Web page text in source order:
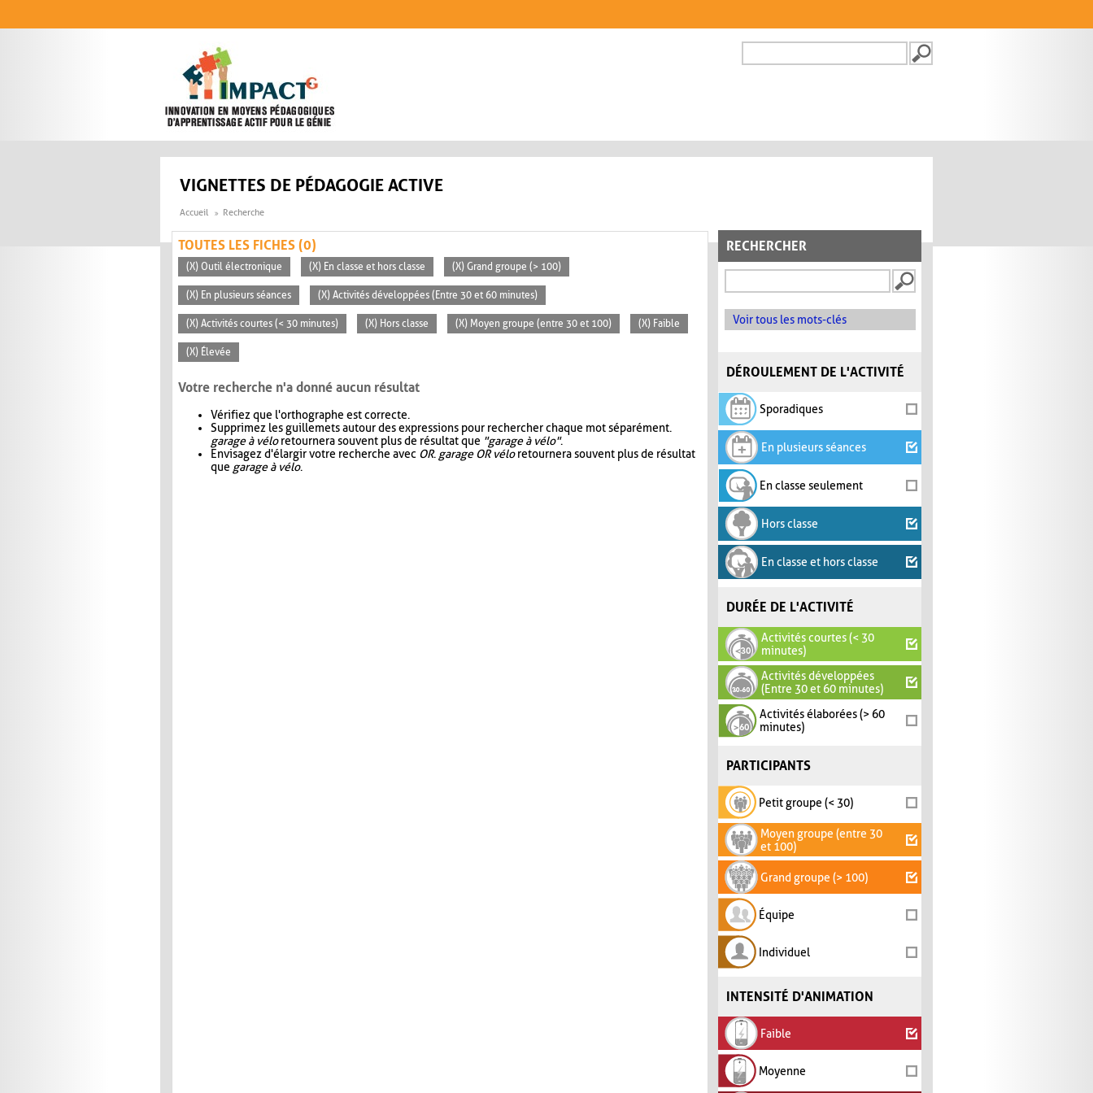
FORMULAIRE DE
VIGNETTES DE PÉDAGOGIE ACTIVE
Accueil Recherche
RECHERCHER
Voir tous les mots-clés
DÉROULEMENT DE L'ACTIVITÉ
Sporadiques
En plusieurs séances
En classe seulement
Hors classe
En classe et hors classe
DURÉE DE L'ACTIVITÉ
Activités courtes (< 30
minutes)
Activités développées
(Entre 30 et 60 minutes)
Activités élaborées (> 60
minutes)
PARTICIPANTS
Petit groupe (< 30)
Moyen groupe (entre 30
et 100)
Grand groupe (> 100)
Équipe
Individuel
INTENSITÉ D'ANIMATION
Faible
Moyenne
TOUTES LES FICHES (0)
(X) Outil électronique (X) En classe et hors classe (X) Grand groupe (> 100)
(X) En plusieurs séances (X) Activités développées (Entre 30 et 60 minutes)
(X) Activités courtes (< 30 minutes) (X) Hors classe (X) Moyen groupe (entre 30 et 100) (X) Faible
(X) Élevée
Votre recherche n'a donné aucun résultat
Vérifiez que l'orthographe est correcte.
Supprimez les guillemets autour des expressions pour rechercher chaque mot séparément.
garage à véloretournera souvent plus de résultat que "garage à vélo".
Envisagez d'élargir votre recherche avec OR. garage OR véloretournera souvent plus de résultat
que garage à vélo.